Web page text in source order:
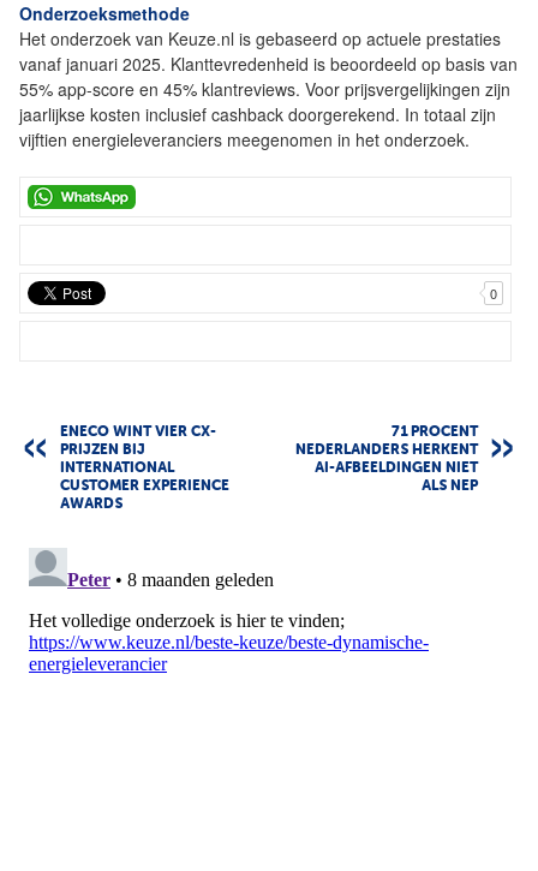
Onderzoeksmethode
Het onderzoek van Keuze.nl is gebaseerd op actuele prestaties
vanaf januari 2025. Klanttevredenheid is beoordeeld op basis van
55% app-score en 45% klantreviews. Voor prijsvergelijkingen zijn
jaarlijkse kosten inclusief cashback doorgerekend. In totaal zijn
vijftien energieleveranciers meegenomen in het onderzoek.
0
ENECO WINT VIER CX-
PRIJZEN BIJ
INTERNATIONAL
CUSTOMER EXPERIENCE
AWARDS
71 PROCENT
NEDERLANDERS HERKENT
AI-AFBEELDINGEN NIET
ALS NEP